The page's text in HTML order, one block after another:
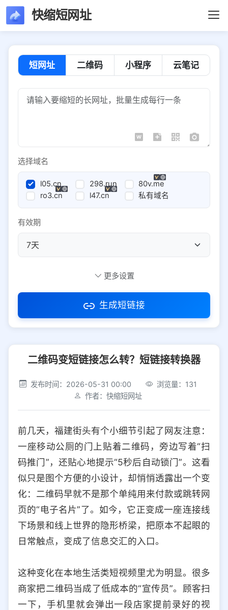
快缩短网址
短网址 二维码 小程序 云笔记
选择域名
l05.cn 298.run
80v.me
ro3.cn
l47.cn 私有域名
有效期
访问密码
社交平台 电商平台
选择防红平台类型，避免链接被拦截
iOS Android PC 其他
选择允许访问的平台类型
更多设置
生成短链接
二维码变短链接怎么转？短链接转换器
发布时间：2026-05-31 00:00
浏览量：131
作者：快缩短网址
前几天，福建街头有个小细节引起了网友注意：
一座移动公厕的门上贴着二维码，旁边写着“扫
码推门”，还贴心地提示“5秒后自动锁门”。这看
似只是图个方便的小设计，却悄悄透露出一个变
化：二维码早就不是那个单纯用来付款或跳转网
页的“电子名片”了。如今，它正变成一座连接线
下场景和线上世界的隐形桥梁，把原本不起眼的
日常触点，变成了信息交汇的入口。
这种变化在本地生活类短视频里尤为明显。很多
商家把二维码当成了低成本的“宣传员”。顾客扫
一下，手机里就会弹出一段店家提前录好的视